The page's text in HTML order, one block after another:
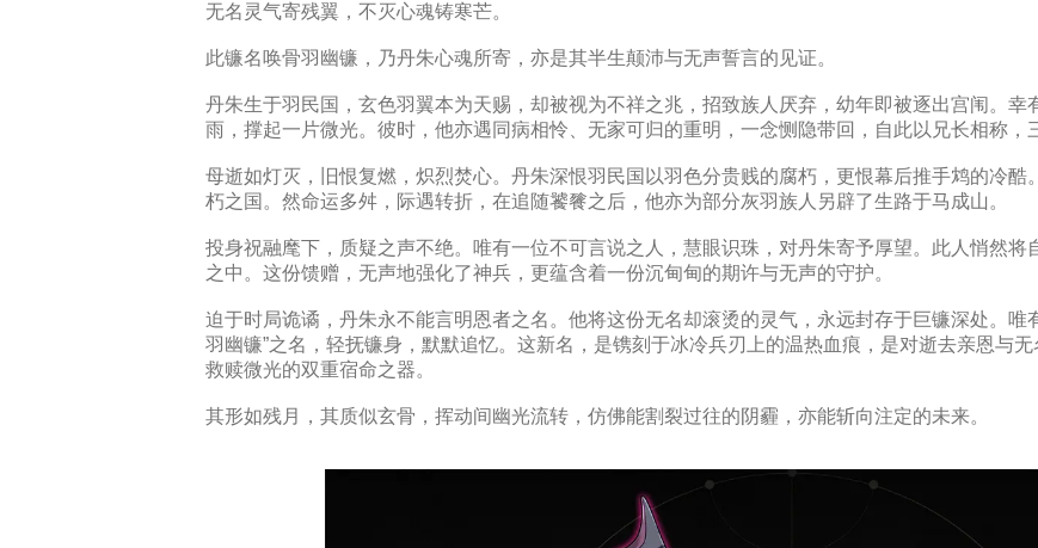
无名灵气寄残翼，不灭心魂铸寒芒。
此镰名唤骨羽幽镰，乃丹朱心魂所寄，亦是其半生颠沛与无声誓言的见证。
丹朱生于羽民国，玄色羽翼本为天赐，却被视为不祥之兆，招致族人厌弃，幼年即被逐出宫闱。
雨，撑起一片微光。彼时，他亦遇同病相怜、无家可归的重明，一念恻隐带回，自此以兄长相称，
母逝如灯灭，旧恨复燃，炽烈焚心。丹朱深恨羽民国以羽色分贵贱的腐朽，更恨幕后推手鸩的冷
朽之国。然命运多舛，际遇转折，在追随饕餮之后，他亦为部分灰羽族人另辟了生路于马成山。
投身祝融麾下，质疑之声不绝。唯有一位不可言说之人，慧眼识珠，对丹朱寄予厚望。此人悄然
之中。这份馈赠，无声地强化了神兵，更蕴含着一份沉甸甸的期许与无声的守护。
迫于时局诡谲，丹朱永不能言明恩者之名。他将这份无名却滚烫的灵气，永远封存于巨镰深处。唯
羽幽镰”之名，轻抚镰身，默默追忆。这新名，是镌刻于冰冷兵刃上的温热血痕，是对逝去亲恩与
救赎微光的双重宿命之器。
其形如残月，其质似玄骨，挥动间幽光流转，仿佛能割裂过往的阴霾，亦能斩向注定的未来。